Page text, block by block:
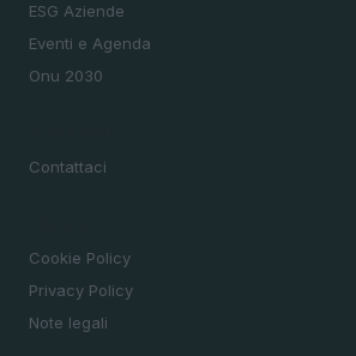
ESG Aziende
Eventi e Agenda
Onu 2030
Contattaci
Cookie Policy
Privacy Policy
Note legali